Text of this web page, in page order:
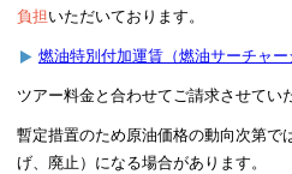
負担いただいております。
燃油特別付加運賃（燃油サーチャ
ツアー料金と合わせてご請求させてい
暫定措置のため原油価格の動向次第で
げ、廃止）になる場合があります。